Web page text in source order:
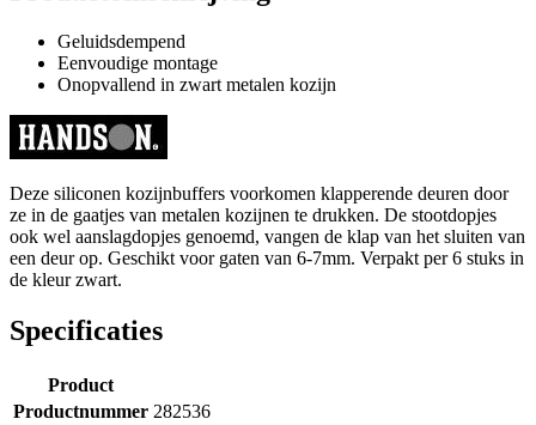
Geluidsdempend
Eenvoudige montage
Onopvallend in zwart metalen kozijn
Deze siliconen kozijnbuffers voorkomen klapperende deuren door
ze in de gaatjes van metalen kozijnen te drukken. De stootdopjes
ook wel aanslagdopjes genoemd, vangen de klap van het sluiten van
een deur op. Geschikt voor gaten van 6-7mm. Verpakt per 6 stuks in
de kleur zwart.
Specificaties
Product
Productnummer 282536